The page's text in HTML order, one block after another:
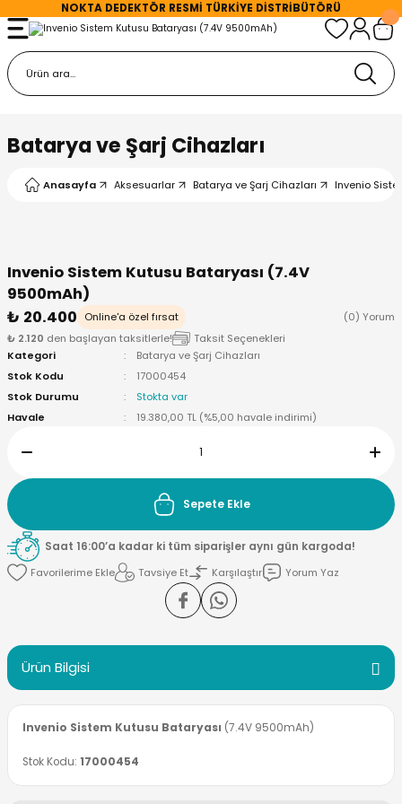
NOKTA DEDEKTÖR RESMİ TÜRKİYE DİSTRİBÜTÖRÜ
Batarya ve Şarj Cihazları
Anasayfa Aksesuarlar Batarya ve Şarj Cihazları Invenio
Invenio Sistem Kutusu Bataryası (7.4V
9500mAh)
₺ 20.400
Online'a özel fırsat
(0) Yorum
₺ 2.120 den başlayan taksitlerle!
Taksit Seçenekleri
Kategori
Batarya ve Şarj Cihazları
Stok Kodu
17000454
Stok Durumu
Stokta var
Havale
19.380,00 TL (%5,00 havale indirimi)
Sepete Ekle
Saat 16:00’a kadar ki tüm siparişler aynı gün kargoda!
Tavsiye Et
Karşılaştır Yorum Yaz
Ürün Bilgisi
Invenio Sistem Kutusu Bataryası (7.4V 9500mAh)
Stok Kodu: 17000454
Geri Dön
Geri Dön
Başlıkları
Başlıkları
Başlıkları
Başlıkları
Başlıkları
Başlıkları
Geri Dön